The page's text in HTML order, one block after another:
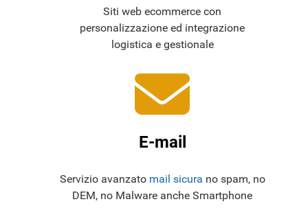
Siti web ecommerce con
personalizzazione ed integrazione
logistica e gestionale
E-mail
Servizio avanzato mail sicura no spam, no
DEM, no Malware anche Smartphone